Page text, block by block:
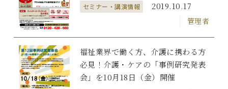
セミナー・講演情報 2019.10.17
管理者
福祉業界で働く方、介護に携わる方
必見！介護・ケアの「事例研究発表
会」を10月18日（金）開催